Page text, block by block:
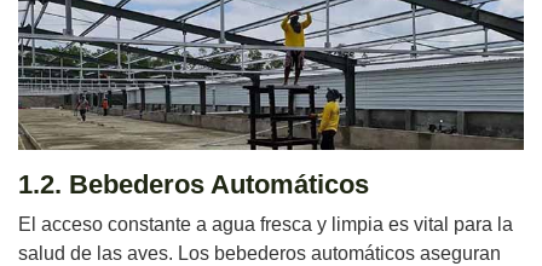
1.2. Bebederos Automáticos
El acceso constante a agua fresca y limpia es vital para la
salud de las aves. Los bebederos automáticos aseguran